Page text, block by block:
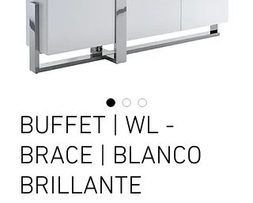
BUFFET | WL -
BRACE | BLANCO
BRILLANTE